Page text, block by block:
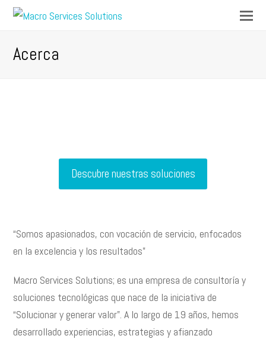
Acerca
Descubre nuestras soluciones
“Somos apasionados, con vocación de servicio, enfocados
en la excelencia y los resultados”
Macro Services Solutions; es una empresa de consultoría y
soluciones tecnológicas que nace de la iniciativa de
“Solucionar y generar valor”. A lo largo de 19 años, hemos
desarrollado experiencias, estrategias y afianzado